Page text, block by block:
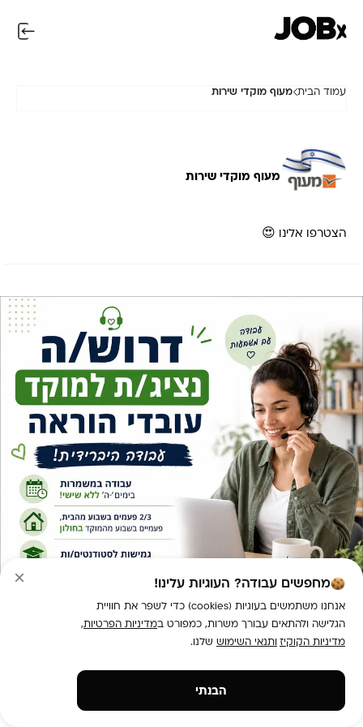
מחפשים עבודה? העוגיות עלינו!
אנחנו משתמשים בעוגיות (cookies) כדי לשפר את חוויית
הגלישה ולהתאים עבורך משרות, כמפורט במדיניות הפרטיות,
מדיניות הקוקיזותנאי השימוש שלנו.
הבנתי
עמוד הבית מעוף מוקדי שירות
מעוף מוקדי שירות
הצטרפו אלינו 😍
מספר אזורים חיילים משוחררים
הגשת מועמדות
דרוש/ה נציג/ת שירות /צ'אט ! יום עבודה מהבית!